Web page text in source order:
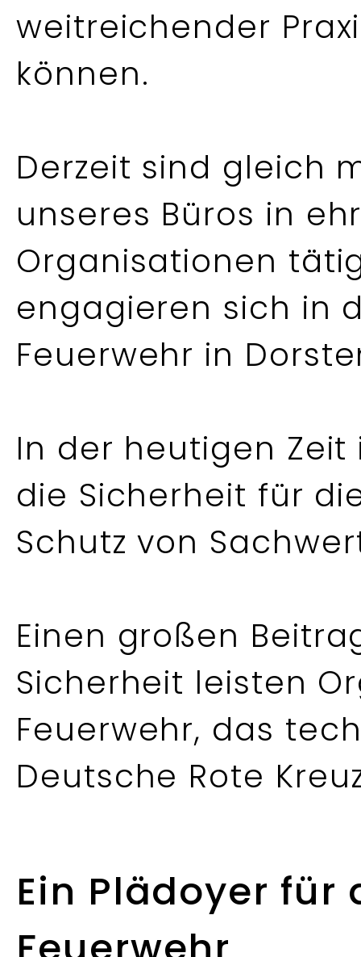
weitreichender
können.
Derzeit sind gleich
unseres Büros in
Organisationen
engagieren sich in
Feuerwehr in
In der heutigen
die Sicherheit für
Schutz von
Einen großen
Sicherheit leisten
Feuerwehr, das
Deutsche Rote
Ein Plädoyer